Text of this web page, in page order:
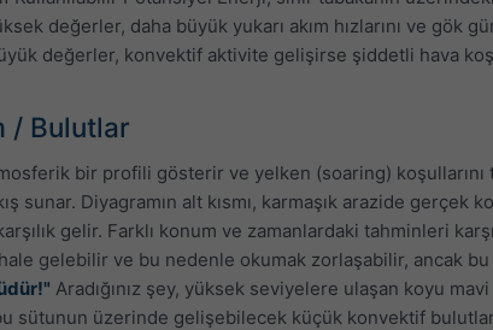
değerler, daha büyük yukarı akım hızlarını ve
değerler, konvektif aktivite gelişirse şiddetli hava
/ Bulutlar
bir profili gösterir ve yelken (soaring)
sunar. Diyagramın alt kısmı, karmaşık arazide
gelir. Farklı konum ve zamanlardaki tahminleri
hale gelebilir ve bu nedenle okumak zorlaşabilir, ancak
Aradığınız şey, yüksek seviyelere ulaşan koyu
sütunun üzerinde gelişebilecek küçük konvektif